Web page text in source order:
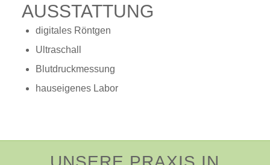
AUSSTATTUNG
digitales Röntgen
Ultraschall
Blutdruckmessung
hauseigenes Labor